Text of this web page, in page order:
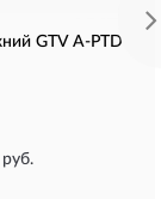
GTV A-PTD